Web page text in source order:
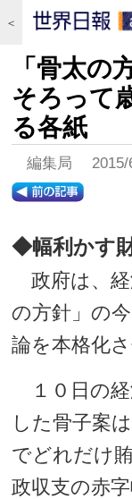
＜
「骨太の
そろって
る各紙
編集局
◆幅利かす
政府は、経
の方針」の
論を本格化
１０日の経
した骨子案
でどれだけ
政収支の赤